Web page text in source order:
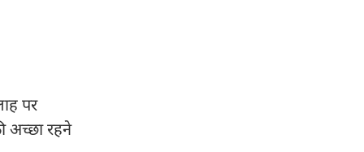
पर
रहने